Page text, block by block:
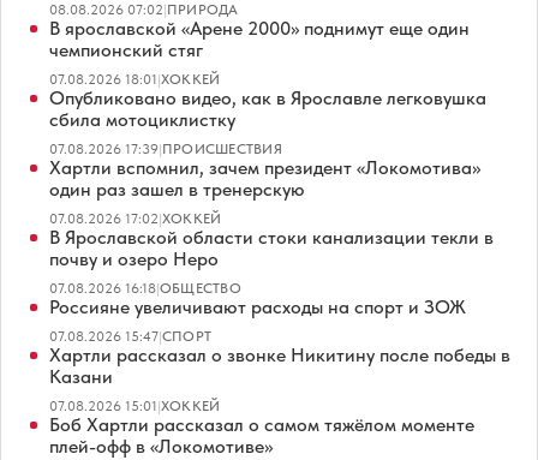
08.08.2026 07:02|ПРИРОДА
В ярославской «Арене 2000» поднимут еще один
чемпионский стяг
07.08.2026 18:01|ХОККЕЙ
Опубликовано видео, как в Ярославле легковушка
сбила мотоциклистку
07.08.2026 17:39|ПРОИСШЕСТВИЯ
Хартли вспомнил, зачем президент «Локомотива»
один раз зашел в тренерскую
07.08.2026 17:02|ХОККЕЙ
В Ярославской области стоки канализации текли в
почву и озеро Неро
07.08.2026 16:18|ОБЩЕСТВО
Россияне увеличивают расходы на спорт и ЗОЖ
07.08.2026 15:47|СПОРТ
Хартли рассказал о звонке Никитину после победы в
Казани
07.08.2026 15:01|ХОККЕЙ
Боб Хартли рассказал о самом тяжёлом моменте
плей-офф в «Локомотиве»